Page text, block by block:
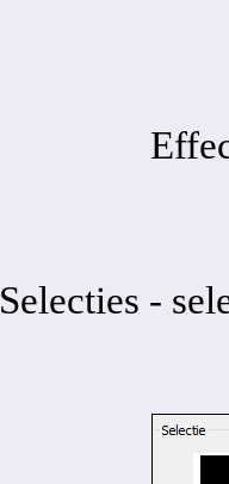
Selecties -